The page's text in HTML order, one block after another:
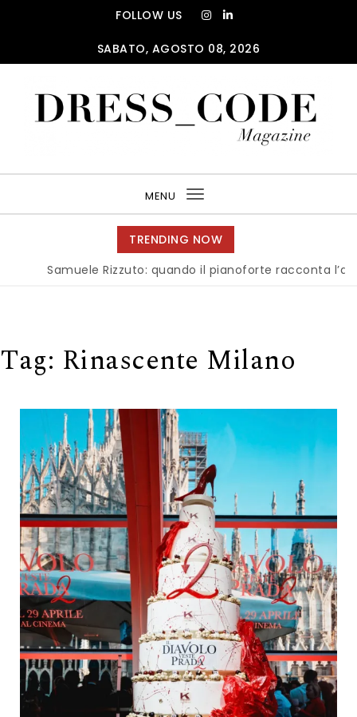
FOLLOW US
SABATO, AGOSTO 08, 2026
MENU
Toggle
navigation
TRENDING NOW
Samuele Rizzuto: quando il pianoforte racconta l’anima
Tag: Rinascente Milano